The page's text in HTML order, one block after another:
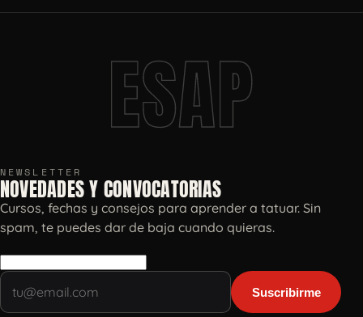
ESAP
NEWSLETTER
NOVEDADES Y CONVOCATORIAS
Cursos, fechas y consejos para aprender a tatuar. Sin
spam, te puedes dar de baja cuando quieras.
Suscribirme